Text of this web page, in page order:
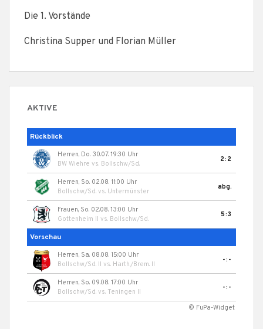
Die 1. Vorstände
Christina Supper und Florian Müller
AKTIVE
Rückblick
Herren, Do. 30.07. 19:30 Uhr
BW Wiehre vs. Bollschw/Sd.
2:2
Herren, So. 02.08. 11:00 Uhr
Bollschw/Sd. vs. Untermünster
abg.
Frauen, So. 02.08. 13:00 Uhr
Gottenheim II vs. Bollschw/Sd.
5:3
Vorschau
Herren, Sa. 08.08. 15:00 Uhr
Bollschw/Sd. II vs. Harth./Brem. II
-:-
Herren, So. 09.08. 17:00 Uhr
Bollschw/Sd. vs. Teningen II
-:-
© FuPa-Widget